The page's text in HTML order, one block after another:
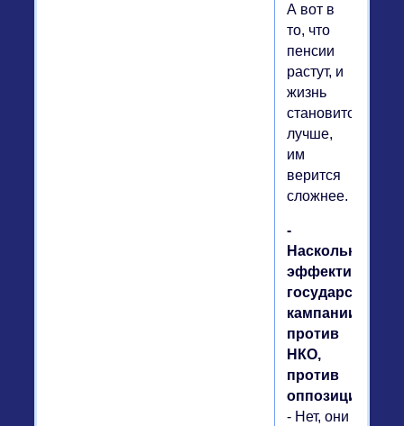
А вот в
то, что
пенсии
растут, и
жизнь
становится
лучше,
им
верится
сложнее.
-
Насколько
эффективна
кампании
против
НКО,
против
оппозиции?
- Нет, они